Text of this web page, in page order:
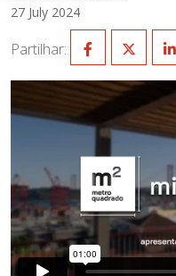
27 July 2024
Partilhar: